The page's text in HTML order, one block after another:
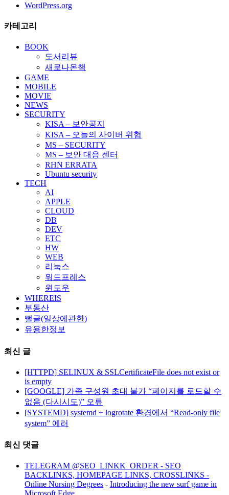
WordPress.org
카테고리
BOOK
도서리뷰
새로나온책
GAME
MOBILE
MOVIE
NEWS
SECURITY
KISA – 보안공지
KISA – 오늘의 사이버 위협
MS – SECURITY
MS – 보안 대응 센터
RHN ERRATA
Ubuntu security
TECH
AI
APPLE
CLOUD
DB
DEV
ETC
HW
WEB
리눅스
워드프레스
윈도우
WHEREIS
부동산
뻘글(일상에관한)
유용한정보
최신 글
[HTTPD] SELINUX & SSLCertificateFile does not exist or
is empty
[GOOGLE] 가족 구성원 초대 불가 “페이지를 로드할 수
없음 (다시시도)” 오류
[SYSTEMD] systemd + logrotate 환경에서 “Read-only file
system” 에러
최신 댓글
TELEGRAM @SEO_LINKK_ORDER - SEO
BACKLINKS, HOMEPAGE LINKS, CROSSLINKS -
Online Nursing Degrees - Introducing the new surf game in